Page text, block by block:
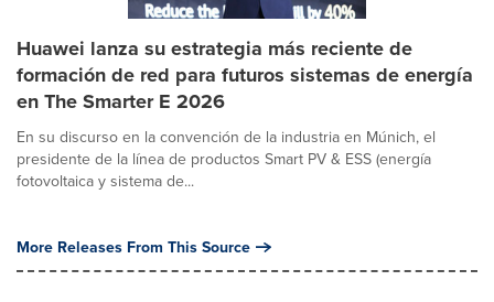
Huawei lanza su estrategia más reciente de
formación de red para futuros sistemas de energía
en The Smarter E 2026
En su discurso en la convención de la industria en Múnich, el
presidente de la línea de productos Smart PV & ESS (energía
fotovoltaica y sistema de...
More Releases From This Source